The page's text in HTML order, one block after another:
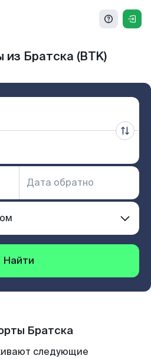
Братска (BTK)
Найти
Братска
следующие